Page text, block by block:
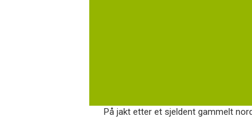
På jakt etter et sjeldent gammelt